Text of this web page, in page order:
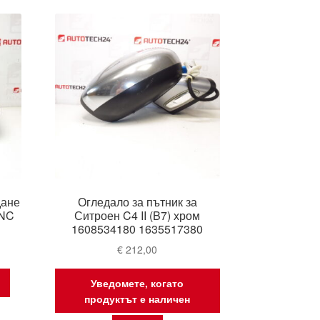
Огледало за пътник за
Ситроен C4 II (B7) хром
1608534180 1635517380
€ 212,00
Уведомете, когато
продуктът е наличен